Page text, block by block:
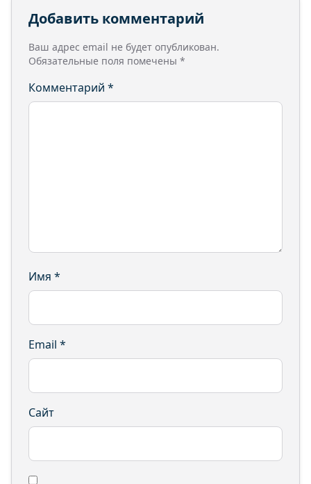
Добавить комментарий
Ваш адрес email не будет опубликован.
Обязательные поля помечены *
Комментарий *
Имя *
Email *
Сайт